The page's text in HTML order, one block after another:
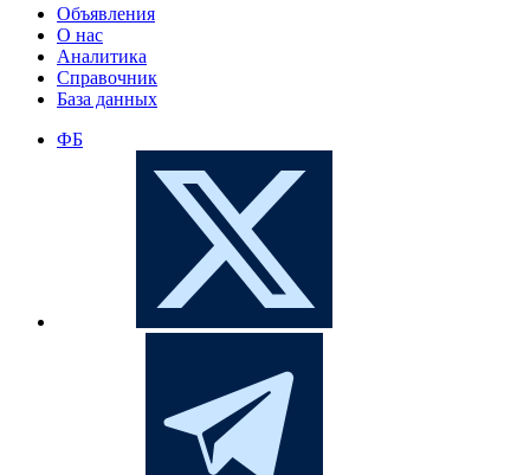
Объявления
О нас
Аналитика
Справочник
База данных
ФБ